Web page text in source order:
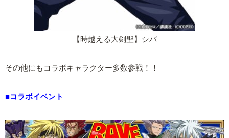
【時越える大剣聖】シバ
その他にもコラボキャラクター多数参戦！！
■コラボイベント